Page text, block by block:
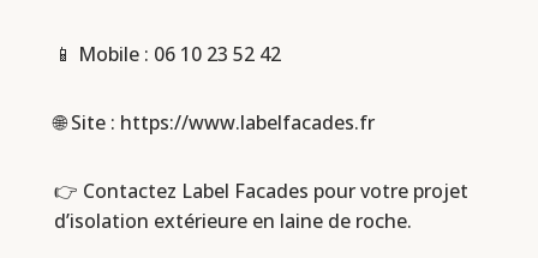
📱 Mobile : 06 10 23 52 42
🌐 Site : https://www.labelfacades.fr
👉 Contactez Label Facades pour votre projet
d’isolation extérieure en laine de roche.